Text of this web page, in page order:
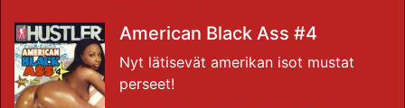
American Black Ass #4
Nyt lätisevät amerikan isot mustat
perseet!